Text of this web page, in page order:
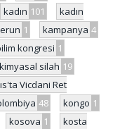
kadın 101
kadın
1 kampanya 4
kongresi 1
kimyasal silah 19
Vicdani Ret
48 kongo 1
kosova 1
kosta